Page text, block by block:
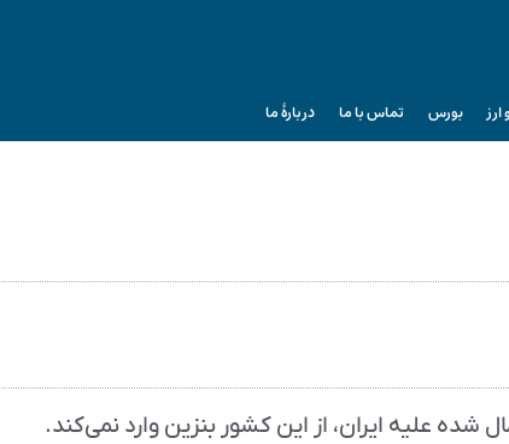
ارز بورس تماس با ما دربارۀ ما
شده علیه ایران، از این کشور بنزین وارد نمی‌کند.